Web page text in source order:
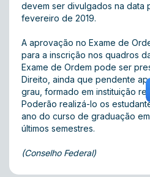
devem ser divulgados na data
fevereiro de 2019.
A aprovação no Exame de
para a inscrição nos quadros
Exame de Ordem pode ser
Direito, ainda que pendente
grau, formado em instituição
Poderão realizá-lo os
ano do curso de graduação
últimos semestres.
(Conselho Federal)